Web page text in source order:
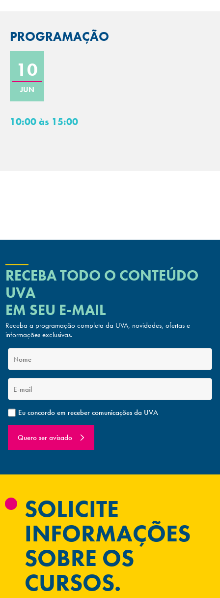
PROGRAMAÇÃO
10
JUN
10:00 às 15:00
RECEBA TODO O CONTEÚDO
UVA
EM SEU E-MAIL
Receba a programação completa da UVA, novidades, ofertas e
informações exclusivas.
Eu concordo em receber comunicações da UVA
Quero ser avisado
SOLICITE
INFORMAÇÕES
SOBRE OS
CURSOS.